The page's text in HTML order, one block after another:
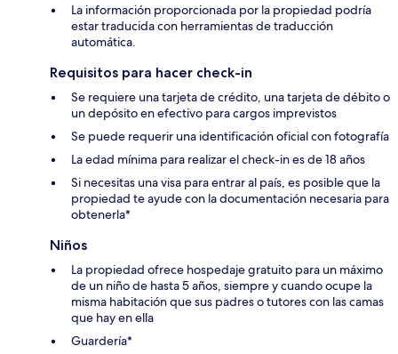
La información proporcionada por la propiedad podría
estar traducida con herramientas de traducción
automática.
Requisitos para hacer check-in
Se requiere una tarjeta de crédito, una tarjeta de débito o
un depósito en efectivo para cargos imprevistos
Se puede requerir una identificación oficial con fotografía
La edad mínima para realizar el check-in es de 18 años
Si necesitas una visa para entrar al país, es posible que la
propiedad te ayude con la documentación necesaria para
obtenerla*
Niños
La propiedad ofrece hospedaje gratuito para un máximo
de un niño de hasta 5 años, siempre y cuando ocupe la
misma habitación que sus padres o tutores con las camas
que hay en ella
Guardería*